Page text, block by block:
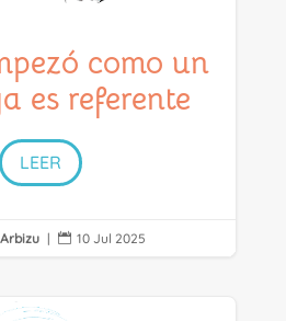
como un
es referente
LEER
|  10 Jul 2025